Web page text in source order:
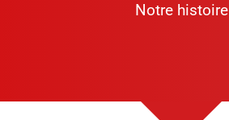
Notre histoire